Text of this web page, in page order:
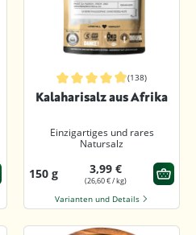
4.9 von 5 SternenDurchschnittliche Bewertung von
(138)
Kalaharisalz aus Afrika
Einzigartiges und rares
Natursalz
150 g 3,99 €
(26,60 € / kg)
Varianten und Details